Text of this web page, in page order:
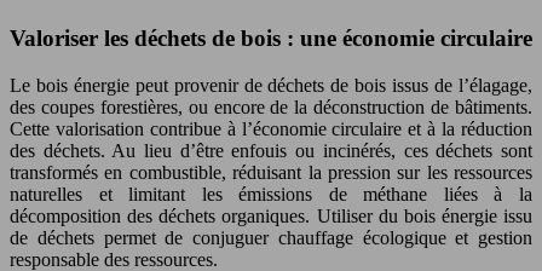
Valoriser les déchets de bois : une économie circulaire
Le bois énergie peut provenir de déchets de bois issus de l’élagage,
des coupes forestières, ou encore de la déconstruction de bâtiments.
Cette valorisation contribue à l’économie circulaire et à la réduction
des déchets. Au lieu d’être enfouis ou incinérés, ces déchets sont
transformés en combustible, réduisant la pression sur les ressources
naturelles et limitant les émissions de méthane liées à la
décomposition des déchets organiques. Utiliser du bois énergie issu
de déchets permet de conjuguer chauffage écologique et gestion
responsable des ressources.